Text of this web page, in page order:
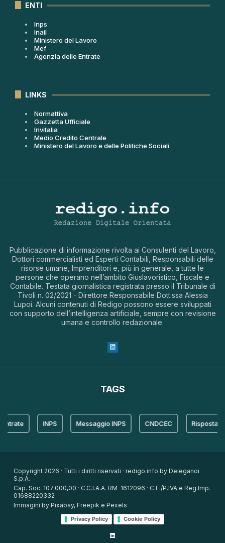
ENTI
Inps
Inail
Ministero del Lavoro
Mef
Agenzia delle Entrate
LINKS
Normattiva
Gazzetta Ufficiale
Invitalia
Medio Credito Centrale
Ministero del Lavoro e delle Politiche Sociali
Pubblicazione di informazione rivolta ai Consulenti del Lavoro,
Dottori commercialisti ed Esperti Contabili, Responsabili delle
risorse umane, Imprenditori e, più in generale, a tutte le
persone che operano nell’ambito Giuslavoristico, Fiscale e
Contabile. Testata giornalistica registrata presso il Tribunale di
Tivoli n. 02/2021 - Direttore Responsabile Dott.ssa Alessia
Lupoi. Alcuni contenuti di Redigo possono essere sviluppati
con supporto dell’intelligenza artificiale, sempre con revisione
umana e controllo redazionale.
TAGS
Messaggio INPS CNDCEC Risposta
Copyright 2026 · Tutti i diritti riservati · redigo.info by Deleganoi
S.p.A.
Cap. Soc. 107.000,00 · C.C.I.A.A. RM-1612096 · C.F./P.IVA e Reg.Imp.
01688220332
Immagini by Pixabay, Freepik e Pexels
Privacy Policy Cookie Policy